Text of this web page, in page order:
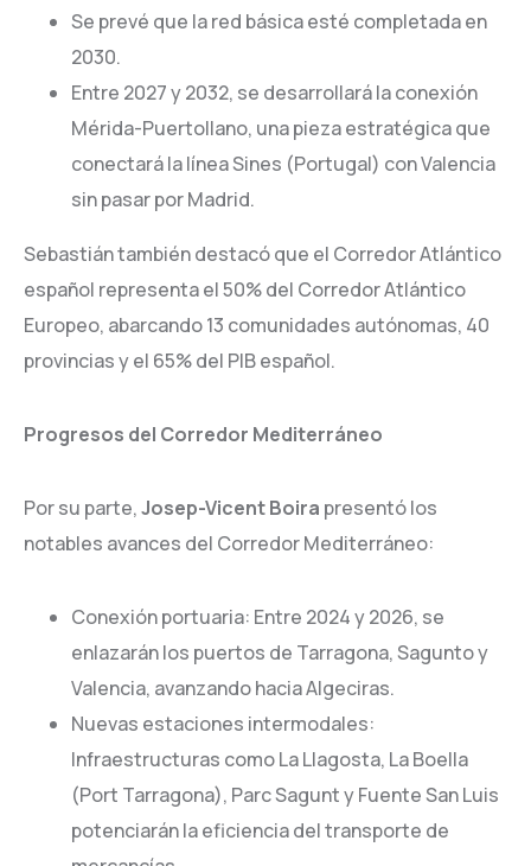
Se prevé que la red básica esté completada en
2030.
Entre 2027 y 2032, se desarrollará la conexión
Mérida-Puertollano, una pieza estratégica que
conectará la línea Sines (Portugal) con Valencia
sin pasar por Madrid.
Sebastián también destacó que el Corredor Atlántico
español representa el 50% del Corredor Atlántico
Europeo, abarcando 13 comunidades autónomas, 40
provincias y el 65% del PIB español.
Progresos del Corredor Mediterráneo
Por su parte,Josep-Vicent Boira presentó los
notables avances del Corredor Mediterráneo:
Conexión portuaria: Entre 2024 y 2026, se
enlazarán los puertos de Tarragona, Sagunto y
Valencia, avanzando hacia Algeciras.
Nuevas estaciones intermodales:
Infraestructuras como La Llagosta, La Boella
(Port Tarragona), Parc Sagunt y Fuente San Luis
potenciarán la eficiencia del transporte de